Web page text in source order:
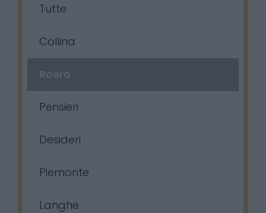
Tutte
Collina
Pensieri
Desideri
Piemonte
Langhe